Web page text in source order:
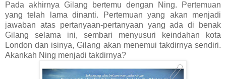
Pada akhirnya Gilang bertemu dengan Ning. Pertemuan
yang telah lama dinanti. Pertemuan yang akan menjadi
jawaban atas pertanyaan-pertanyaan yang ada di benak
Gilang selama ini, sembari menyusuri keindahan kota
London dan isinya, Gilang akan menemui takdirnya sendiri.
Akankah Ning menjadi takdirnya?